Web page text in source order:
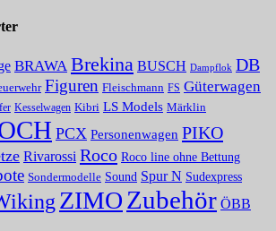
BRAWA Brekina BUSCH Dampflok DB
Figuren Fleischmann FS Güterwagen
Kesselwagen Kibri LS Models Märklin
PCX Personenwagen PIKO
Rivarossi Roco Roco line ohne Bettung
Sondermodelle Sound Spur N Sudexpress
ZIMOZubehör ÖBB